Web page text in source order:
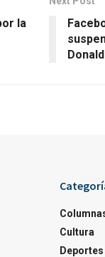
la
Cultura
Deportes